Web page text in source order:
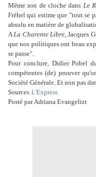
Même son de cloche dans Le
Fréhel qui estime que "tout se
absolu en matière de
ALa Charente Libre, Jacques
que nos politiques ont beau
se passe".
Pour conclure, Didier Pobel
compétentes (de) prouver
Société Générale. Et non pas
Sources L'Express
Posté par Adriana Evangelizt